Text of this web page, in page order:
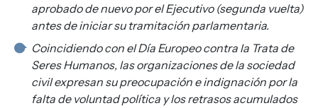
aprobado de nuevo por el Ejecutivo (segunda vuelta)
antes de iniciar su tramitación parlamentaria.
Coincidiendo con el Día Europeo contra la Trata de
Seres Humanos, las organizaciones de la sociedad
civil expresan su preocupación e indignación por la
falta de voluntad política y los retrasos acumulados